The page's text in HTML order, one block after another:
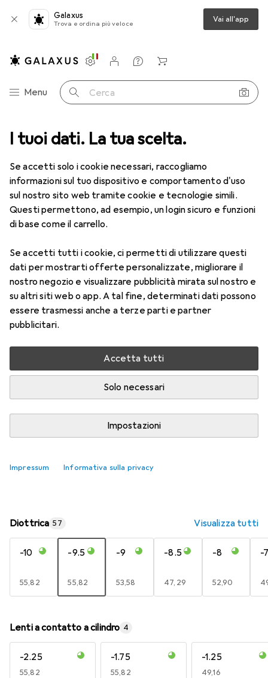
I tuoi dati. La tua scelta.
Se accetti solo i cookie necessari, raccogliamo
informazioni sul tuo dispositivo e comportamento d'uso
sul nostro sito web tramite cookie e tecnologie simili.
Questi permettono, ad esempio, un login sicuro e funzioni
di base come il carrello.
Se accetti tutti i cookie, ci permetti di utilizzare questi
dati per mostrarti offerte personalizzate, migliorare il
nostro negozio e visualizzare pubblicità mirata sul nostro e
su altri siti web o app. A tal fine, determinati dati possono
essere trasmessi anche a terze parti e partner
pubblicitari.
Accetta tutti
Solo necessari
Impostazioni
Impressum Informativa sulla privacy
Galaxus
Trova e ordina più veloce Vai all'app
Categoria Navigazione
Menu Cerca
Impostazioni
Conto cliente
Liste di confronto
Liste dei desideri
Carrello
Lenti a contatto Air Optix HydraGlyde per l'astigmatismo 6
1 Immagine
Air Optix HydraGlyde per
-9.5, Obiettivo mensile, 6 pz., Torico
Prezzo in EUR IVA incl.
EUR
55,82 EUR
9,31/1pz.
Consegna tra lun, 17/8 e mer, 19/8
Più di 10 pezzi in stock presso il fornitore
Aggiungi al carrello
Diottrica 57 Visualizza tutti
-10
EUR
55,82
-9.5
EUR
55,82
-9
EUR
53,58
-8.5
EUR
47,29
-8
EUR
52,90
-
Lenti a contatto a cilindro 4
-2.25
EUR
55,82
-1.75
EUR
55,82
-1.25
EUR
49,16